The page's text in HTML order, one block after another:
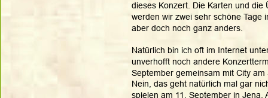
dieses Konzert. Die Karten und
werden wir zwei sehr schöne
aber doch noch ganz anders.
Natürlich bin ich oft im Internet
unverhofft noch andere
September gemeinsam mit City
Nein, das geht natürlich mal gar
spielen am 11. September in